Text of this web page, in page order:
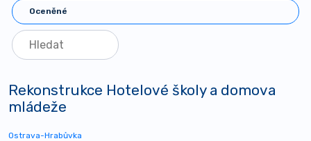
Oceněné
Rekonstrukce Hotelové školy a domova
mládeže
Ostrava-Hrabůvka